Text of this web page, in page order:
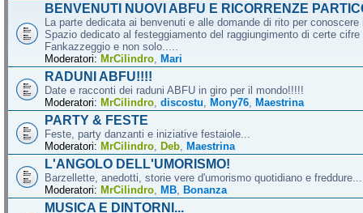
BENVENUTI NUOVI ABFU E RICORRENZE
La parte dedicata ai benvenuti e alle domande di rito per
Spazio dedicato al festeggiamento del raggiungimento di certe cifre
Fankazzeggio e non solo.....
Moderatori: MrCilindro Mari
RADUNI ABFU!!!!
Date e racconti dei raduni ABFU in giro per il mondo!!!!!
Moderatori: MrCilindro discostu Mony76 Maestrina
PARTY & FESTE
Feste, party danzanti e iniziative festaiole...
Moderatori: MrCilindro Deb Maestrina
L'ANGOLO DELL'UMORISMO!
Barzellette, anedotti, storie vere d'umorismo quotidiano e
Moderatori: MrCilindro MB Bonanza
MUSICA E DINTORNI...